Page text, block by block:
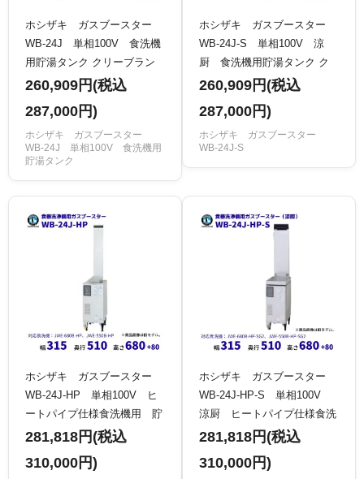
ホシザキ ガスブースター
WB-24J 単相100V 食洗機
用貯湯タンク クリーブラン
ド
260,909円(税込
287,000円)
ホシザキ ガスブースター
WB-24J 単相100V 食洗機用
貯湯タンク
ホシザキ ガスブースター
WB-24J-S 単相100V 涼
厨 食洗機用貯湯タンク ク
リーブランド
260,909円(税込
287,000円)
ホシザキ ガスブースター
WB-24J-S
ホシザキ ガスブースター
WB-24J-HP 単相100V ヒ
ートパイプ仕様食洗機用 貯
湯タンク クリーブランド
281,818円(税込
310,000円)
ホシザキ ガスブースター
WB-24J-HP-S 単相100V
涼厨 ヒートパイプ仕様食洗
機用 貯湯タンク クリーブ
281,818円(税込
310,000円)